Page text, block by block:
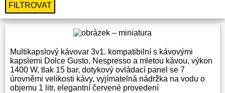
FILTROVAT
Multikapslový kávovar 3v1. kompatibilní s kávovými
kapslemi Dolce Gusto, Nespresso a mletou kávou, výkon
1400 W, tlak 15 bar, dotykový ovládací panel se 7
úrovněmi velikosti kávy, vyjímatelná nádržka na vodu o
objemu 1 litr, elegantní červené provedení